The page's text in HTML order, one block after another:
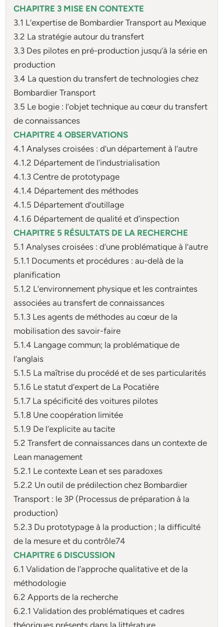
CHAPITRE 3 MISE EN CONTEXTE
3.1 L’expertise de Bombardier Transport au Mexique
3.2 La stratégie autour du transfert
3.3 Des pilotes en pré-production jusqu’à la série en
production
3.4 La question du transfert de technologies chez
Bombardier Transport
3.5 Le bogie : l’objet technique au cœur du transfert
de connaissances
CHAPITRE 4 OBSERVATIONS
4.1 Analyses croisées : d’un département à l’autre
4.1.2 Département de l’industrialisation
4.1.3 Centre de prototypage
4.1.4 Département des méthodes
4.1.5 Département d’outillage
4.1.6 Département de qualité et d’inspection
CHAPITRE 5 RÉSULTATS DE LA RECHERCHE
5.1 Analyses croisées : d’une problématique à l’autre
5.1.1 Documents et procédures : au-delà de la
planification
5.1.2 L’environnement physique et les contraintes
associées au transfert de connaissances
5.1.3 Les agents de méthodes au cœur de la
mobilisation des savoir-faire
5.1.4 Langage commun; la problématique de
l’anglais
5.1.5 La maîtrise du procédé et de ses particularités
5.1.6 Le statut d’expert de La Pocatière
5.1.7 La spécificité des voitures pilotes
5.1.8 Une coopération limitée
5.1.9 De l’explicite au tacite
5.2 Transfert de connaissances dans un contexte de
Lean management
5.2.1 Le contexte Lean et ses paradoxes
5.2.2 Un outil de prédilection chez Bombardier
Transport : le 3P (Processus de préparation à la
production)
5.2.3 Du prototypage à la production ; la difficulté
de la mesure et du contrôle74
CHAPITRE 6 DISCUSSION
6.1 Validation de l’approche qualitative et de la
méthodologie
6.2 Apports de la recherche
6.2.1 Validation des problématiques et cadres
théoriques présents dans la littérature